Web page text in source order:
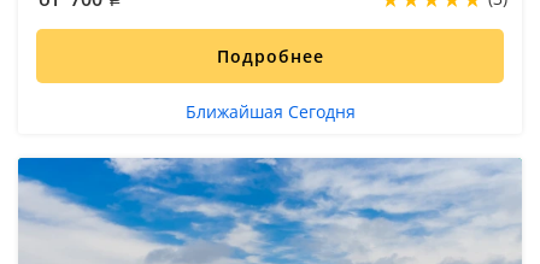
Подробнее
Ближайшая Сегодня